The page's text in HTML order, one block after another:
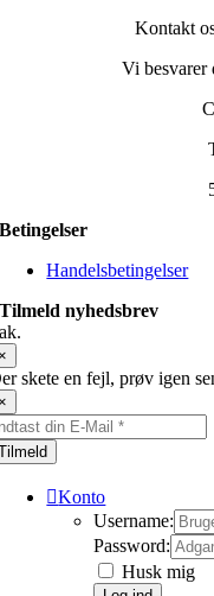
Kontakt
Vi besvarer
Betingelser
Handelsbetingelser
Tilmeld nyhedsbrev
skete en fejl, prøv igen
Konto
Username:
Password:
Husk mig